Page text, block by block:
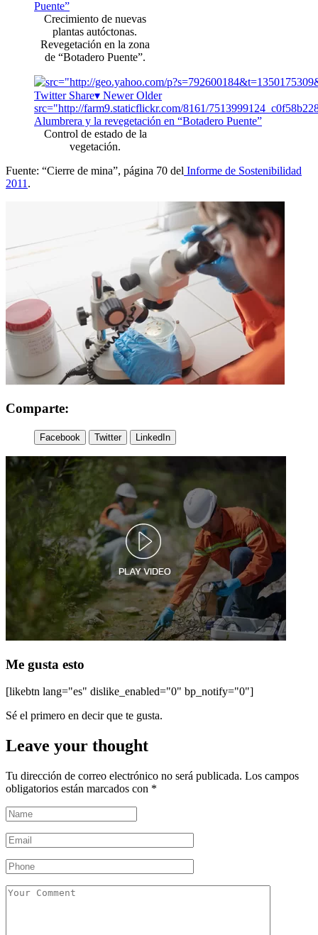
Crecimiento de nuevas
plantas autóctonas.
Revegetación en la zona
de “Botadero Puente”.
Control de estado de la
vegetación.
Fuente: “Cierre de mina”, página 70 del Informe de Sostenibilidad
2011 .
Comparte:
Facebook Twitter LinkedIn
Me gusta esto
[likebtn lang="es" dislike_enabled="0" bp_notify="0"]
Sé el primero en decir que te gusta.
Leave your thought
Tu dirección de correo electrónico no será publicada. Los campos
obligatorios están marcados con *